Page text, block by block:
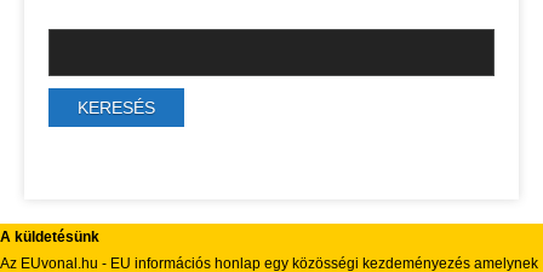
A küldetésünk
Az EUvonal.hu - EU információs honlap egy közösségi kezdeményezés amelynek